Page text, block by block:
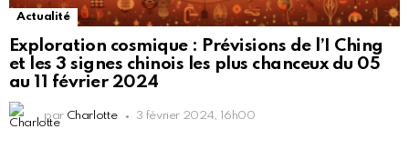
Actualité
Exploration cosmique : Prévisions de l’I Ching
et les 3 signes chinois les plus chanceux du 05
au 11 février 2024
par Charlotte 3 février 2024, 16h00